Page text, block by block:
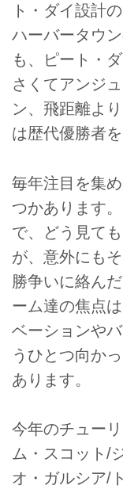
ト・ダイ設計
ハーバータウ
も、ピート・
さくてアンジ
ン、飛距離よ
は歴代優勝者
毎年注目を集
つかあります
で、どう見て
が、意外にも
勝争いに絡ん
ーム達の焦点
ベーションや
うひとつ向か
あります。
今年のチュー
ム・スコット/
オ・ガルシア/